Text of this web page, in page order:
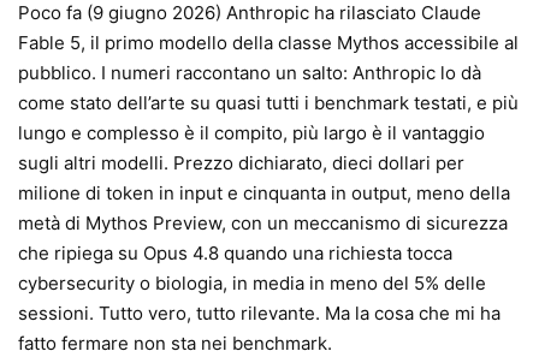
Poco fa (9 giugno 2026) Anthropic ha rilasciato Claude
Fable 5, il primo modello della classe Mythos accessibile al
pubblico. I numeri raccontano un salto: Anthropic lo dà
come stato dell’arte su quasi tutti i benchmark testati, e più
lungo e complesso è il compito, più largo è il vantaggio
sugli altri modelli. Prezzo dichiarato, dieci dollari per
milione di token in input e cinquanta in output, meno della
metà di Mythos Preview, con un meccanismo di sicurezza
che ripiega su Opus 4.8 quando una richiesta tocca
cybersecurity o biologia, in media in meno del 5% delle
sessioni. Tutto vero, tutto rilevante. Ma la cosa che mi ha
fatto fermare non sta nei benchmark.